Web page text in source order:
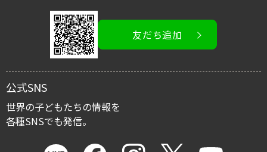
イベント情報
寄付金控除
マイルストーン・プロジェクト
友だち追加
公式SNS
世界の子どもたちの情報を
各種SNSでも発信。